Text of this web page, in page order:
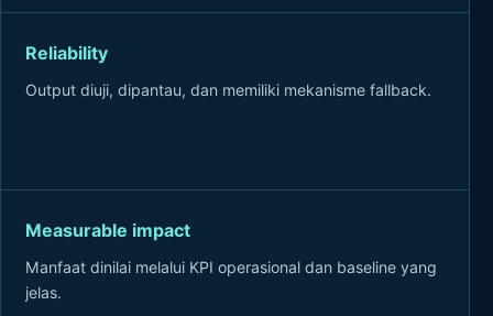
Reliability
Output diuji, dipantau, dan memiliki mekanisme fallback.
Measurable impact
Manfaat dinilai melalui KPI operasional dan baseline yang
jelas.